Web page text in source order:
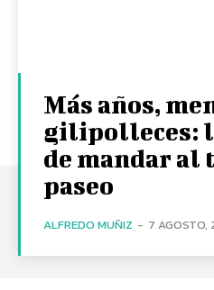
Más años,
gilipolleces:
de mandar al
paseo
ALFREDO MUÑIZ - 7 AGOSTO,